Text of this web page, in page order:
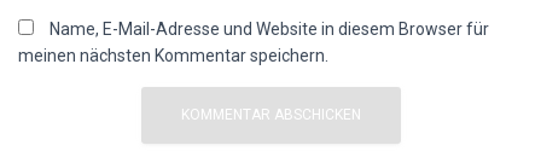
Name, E-Mail-Adresse und Website in diesem Browser für
meinen nächsten Kommentar speichern.